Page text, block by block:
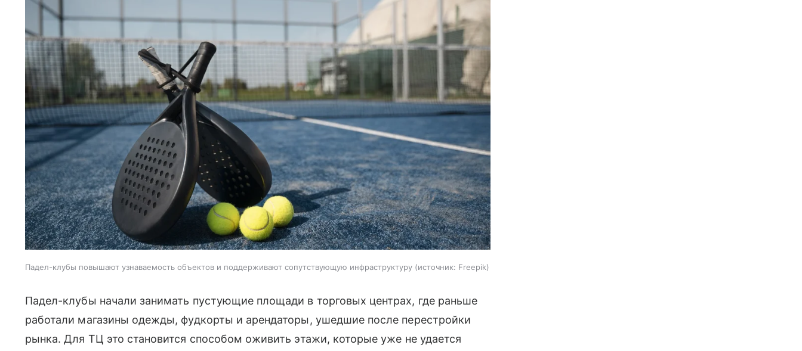
Падел-клубы повышают узнаваемость объектов и поддерживают сопутствующую инфраструктуру источник: Freepik
Падел-клубы начали занимать пустующие площади в торговых центрах, где раньше
работали магазины одежды, фудкорты и арендаторы, ушедшие после перестройки
рынка. Для ТЦ это становится способом оживить этажи, которые уже не удается